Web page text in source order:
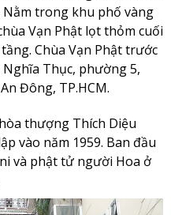
trong khu phố vàng
Vạn Phật lọt thỏm cuối
Chùa Vạn Phật trước
Thục, phường 5,
Đông, TP.HCM.
thượng Thích Diệu
vào năm 1959. Ban đầu
và phật tử người Hoa ở